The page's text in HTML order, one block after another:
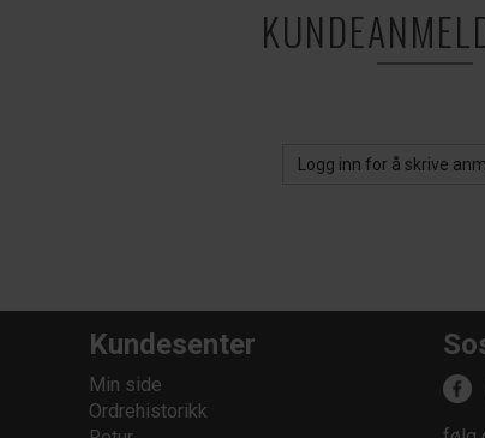
Logg inn for å skrive
Kundesenter
Min side
Ordrehistorikk